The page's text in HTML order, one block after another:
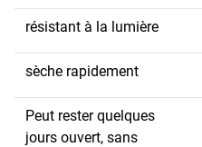
résistant à la lumière
sèche rapidement
Peut rester quelques
jours ouvert, sans